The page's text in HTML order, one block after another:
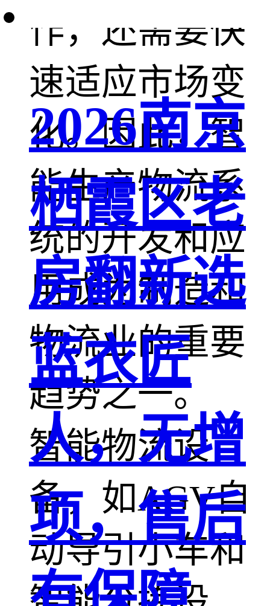
作，还需要快
速适应市场变
化。因此，智
能生产物流系
统的开发和应
用成为制造和
物流业的重要
趋势之一。
智能物流设
备，如AGV自
动导引小车和
2026南京
栖霞区老
房翻新选
蓝衣匠
人，无增
项，售后